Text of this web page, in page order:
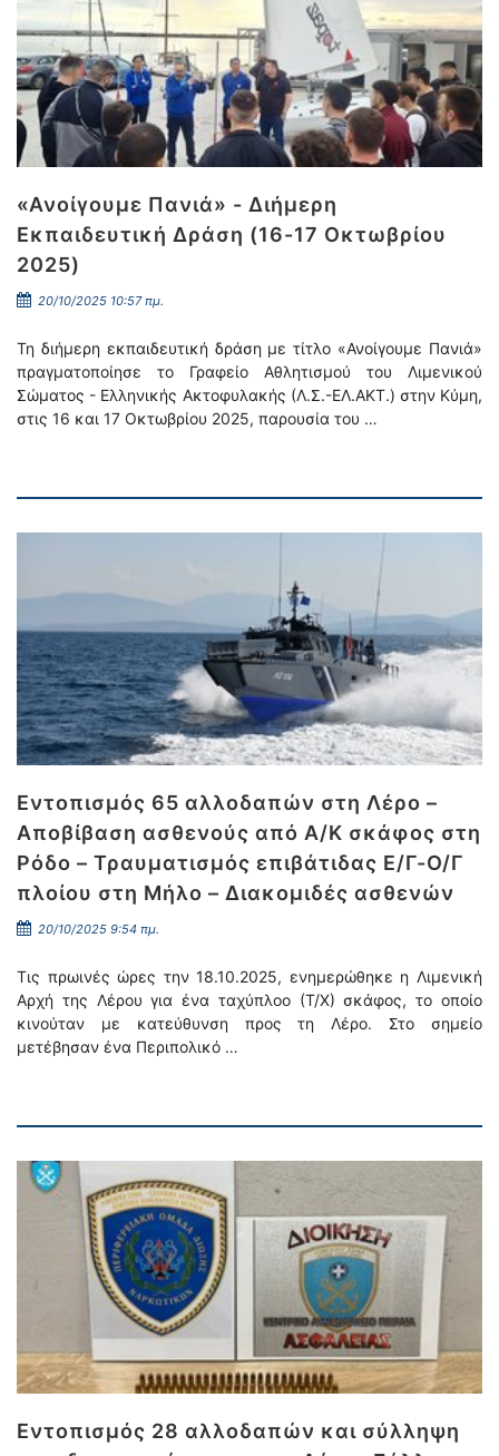
«Ανοίγουμε Πανιά» - Διήμερη
Εκπαιδευτική Δράση (16-17 Οκτωβρίου
2025)
20/10/2025 10:57 πμ.
Τη διήμερη εκπαιδευτική δράση με τίτλο «Ανοίγουμε Πανιά»
πραγματοποίησε το Γραφείο Αθλητισμού του Λιμενικού
Σώματος - Ελληνικής Ακτοφυλακής (Λ.Σ.-ΕΛ.ΑΚΤ.) στην Κύμη,
στις 16 και 17 Οκτωβρίου 2025, παρουσία του …
Εντοπισμός 65 αλλοδαπών στη Λέρο –
Αποβίβαση ασθενούς από Α/Κ σκάφος στη
Ρόδο – Τραυματισμός επιβάτιδας Ε/Γ-Ο/Γ
πλοίου στη Μήλο – Διακομιδές ασθενών
20/10/2025 9:54 πμ.
Τις πρωινές ώρες την 18.10.2025, ενημερώθηκε η Λιμενική
Αρχή της Λέρου για ένα ταχύπλοο (Τ/Χ) σκάφος, το οποίο
κινούταν με κατεύθυνση προς τη Λέρο. Στο σημείο
μετέβησαν ένα Περιπολικό …
Εντοπισμός 28 αλλοδαπών και σύλληψη